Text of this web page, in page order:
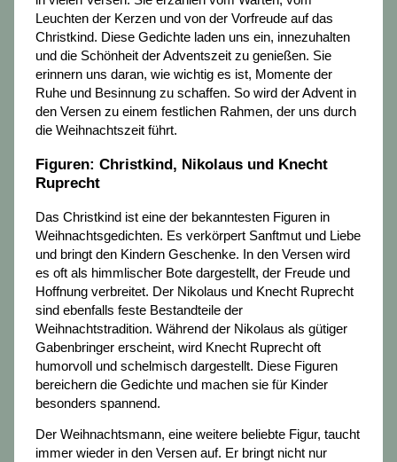
Leuchten der Kerzen und von der Vorfreude auf das
Christkind. Diese Gedichte laden uns ein, innezuhalten
und die Schönheit der Adventszeit zu genießen. Sie
erinnern uns daran, wie wichtig es ist, Momente der
Ruhe und Besinnung zu schaffen. So wird der Advent in
den Versen zu einem festlichen Rahmen, der uns durch
die Weihnachtszeit führt.
Figuren: Christkind, Nikolaus und Knecht
Ruprecht
Das Christkind ist eine der bekanntesten Figuren in
Weihnachtsgedichten. Es verkörpert Sanftmut und Liebe
und bringt den Kindern Geschenke. In den Versen wird
es oft als himmlischer Bote dargestellt, der Freude und
Hoffnung verbreitet. Der Nikolaus und Knecht Ruprecht
sind ebenfalls feste Bestandteile der
Weihnachtstradition. Während der Nikolaus als gütiger
Gabenbringer erscheint, wird Knecht Ruprecht oft
humorvoll und schelmisch dargestellt. Diese Figuren
bereichern die Gedichte und machen sie für Kinder
besonders spannend.
Der Weihnachtsmann, eine weitere beliebte Figur, taucht
immer wieder in den Versen auf. Er bringt nicht nur